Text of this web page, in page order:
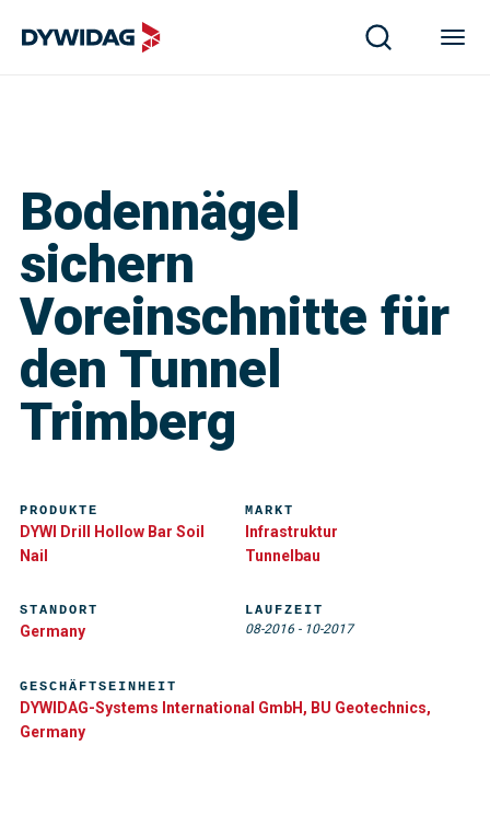
Bodennägel
sichern
Voreinschnitte für
den Tunnel
Trimberg
PRODUKTE
DYWI Drill Hollow Bar Soil
Nail
MARKT
Infrastruktur
Tunnelbau
GESCHÄFTSEINHEIT
DYWIDAG-Systems International GmbH, BU Geotechnics,
Germany
STANDORT
Germany
LAUFZEIT
08-2016 - 10-2017